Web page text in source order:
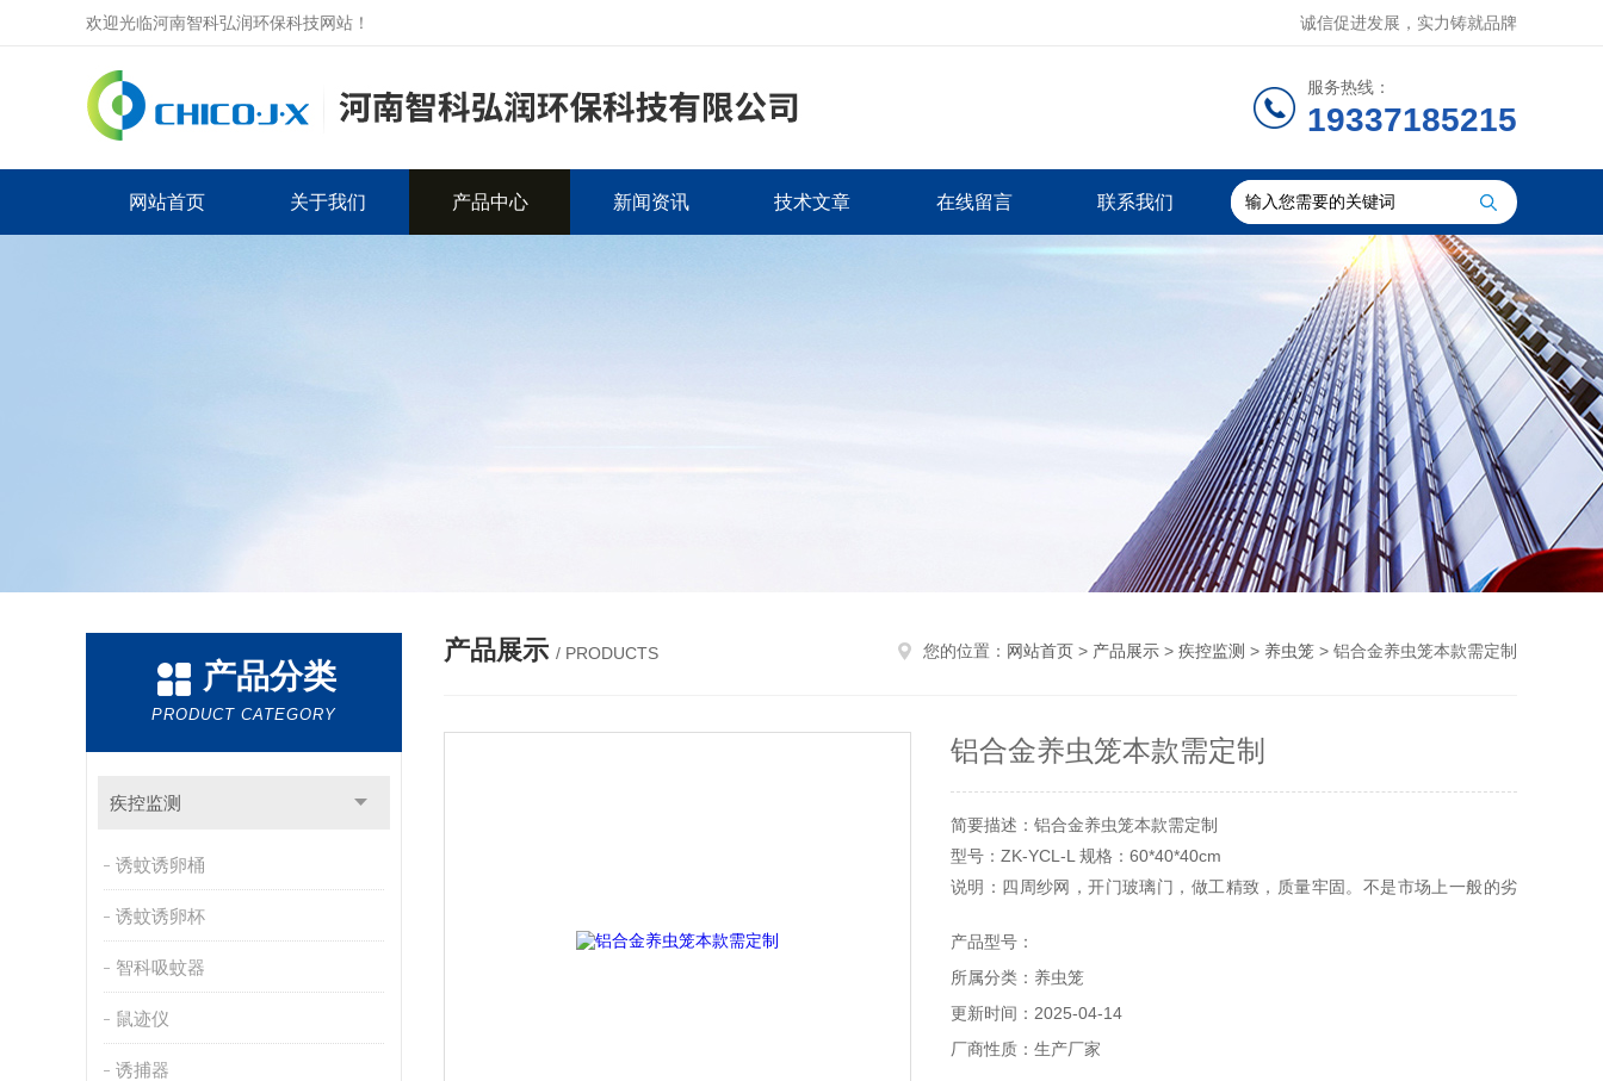
欢迎光临河南智科弘润环保科技网站！ 诚信促进发展，实力铸就品牌
服务热线：
19337185215
网站首页 关于我们 产品中心 新闻资讯 技术文章 在线留言 联系我们
产品分类
PRODUCT CATEGORY
疾控监测
诱蚊诱卵桶
诱蚊诱卵杯
智科吸蚊器
鼠迹仪
诱捕器
产品展示 / PRODUCTS 您的位置： 网站首页 > 产品展示 > 疾控监测 > 养虫笼 > 铝合金养虫笼本款需定制
铝合金养虫笼本款需定制
简要描述：铝合金养虫笼本款需定制
型号：ZK-YCL-L 规格：60*40*40cm
说明：四周纱网，开门玻璃门，做工精致，质量牢固。不是市场上一般的劣
用途：主要用于昆虫的饲养研究以及观察实验，可根据客户的不同要求定做
尺寸！
河南智科弘润环保科技有限公司
产品型号：
所属分类：养虫笼
更新时间：2025-04-14
厂商性质：生产厂家